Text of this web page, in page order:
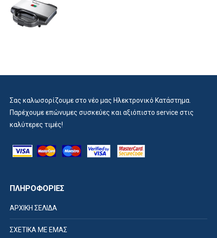
Σας καλωσορίζουμε στο νέο μας Ηλεκτρονικό Κατάστημα.
Παρέχουμε επώνυμες συσκεύες και αξιόπιστο service στις
καλύτερες τιμές!
ΠΛΗΡΟΦΟΡΙΕΣ
ΑΡΧΙΚΗ ΣΕΛΙΔΑ
ΣΧΕΤΙΚΑ ΜΕ ΕΜΑΣ